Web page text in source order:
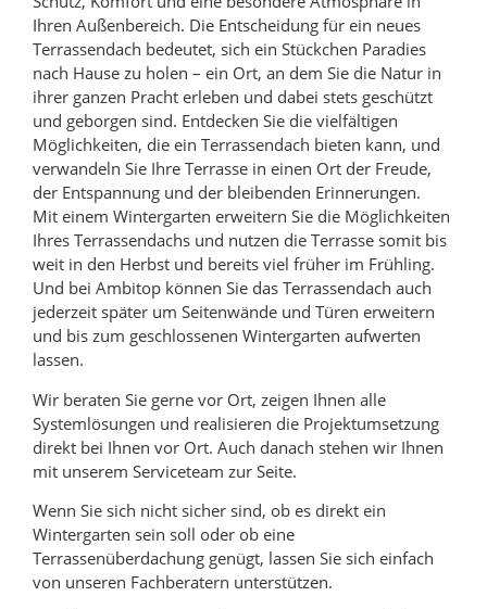
Ihren Außenbereich. Die Entscheidung für ein neues
Terrassendach bedeutet, sich ein Stückchen Paradies
nach Hause zu holen – ein Ort, an dem Sie die Natur in
ihrer ganzen Pracht erleben und dabei stets geschützt
und geborgen sind. Entdecken Sie die vielfältigen
Möglichkeiten, die ein Terrassendach bieten kann, und
verwandeln Sie Ihre Terrasse in einen Ort der Freude,
der Entspannung und der bleibenden Erinnerungen.
Mit einem Wintergarten erweitern Sie die Möglichkeiten
Ihres Terrassendachs und nutzen die Terrasse somit bis
weit in den Herbst und bereits viel früher im Frühling.
Und bei Ambitop können Sie das Terrassendach auch
jederzeit später um Seitenwände und Türen erweitern
und bis zum geschlossenen Wintergarten aufwerten
lassen.
Wir beraten Sie gerne vor Ort, zeigen Ihnen alle
Systemlösungen und realisieren die Projektumsetzung
direkt bei Ihnen vor Ort. Auch danach stehen wir Ihnen
mit unserem Serviceteam zur Seite.
Wenn Sie sich nicht sicher sind, ob es direkt ein
Wintergarten sein soll oder ob eine
Terrassenüberdachung genügt, lassen Sie sich einfach
von unseren Fachberatern unterstützen.